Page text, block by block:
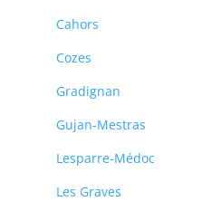
Cahors
Cozes
Gradignan
Gujan-Mestras
Lesparre-Médoc
Les Graves